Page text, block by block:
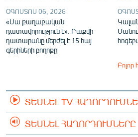
ՕԳՈՍՏՈՍ 06, 2026
«Սա քաղաքական
դատավորություն է». Բաքվի
դատարանը մերժել է 15 հայ
գերիների բողոքը
Բոլոր
ՏԵՍՆԵԼ TV
ՏԵՍՆԵԼ ՀԱՂՈՐԴՈՒՄՆԵՐԸ